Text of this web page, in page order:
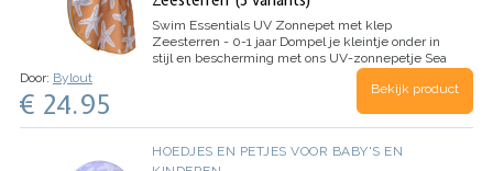
Swim Essentials UV Zonnepet met klep
Zeesterren - 0-1 jaar Dompel je kleintje onder in
stijl en bescherming met ons UV-zonnepetje Sea
Star! Speciaal ontworpen voor de zonnige dagen,
biedt dit petje niet alleen een trendy look maar
Door: Bylout
€ 24.95 Bekijk product
HOEDJES EN PETJES VOOR BABY'S EN